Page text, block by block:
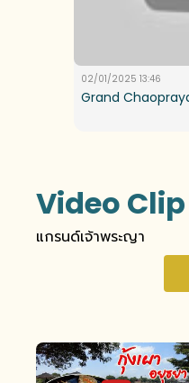
02/01/2025 13:46
Grand
Video Clip
แกรนด์เจ้าพระญา